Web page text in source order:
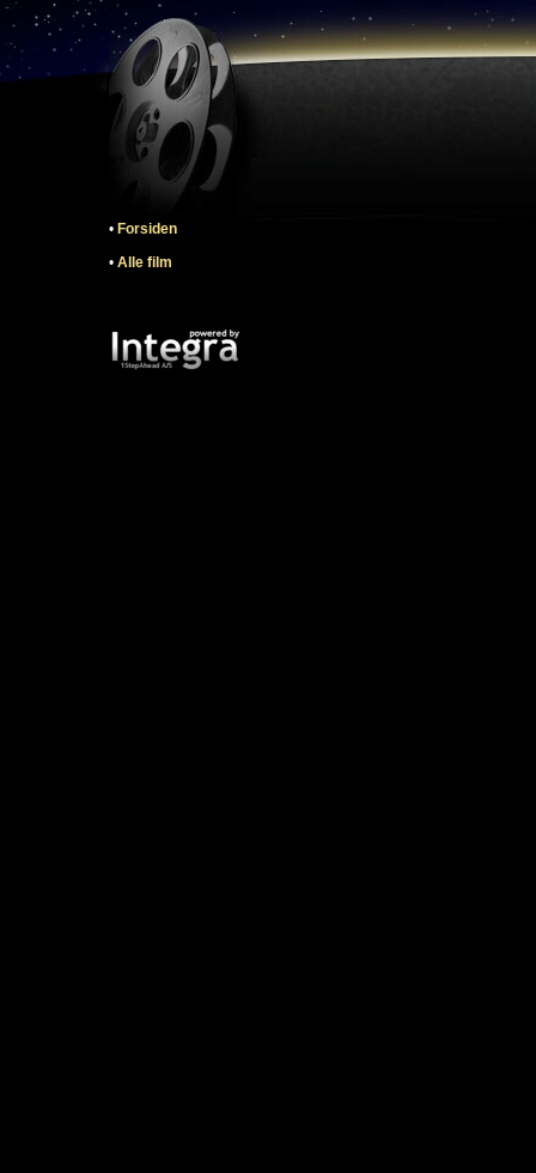
• Forsiden
• Alle film